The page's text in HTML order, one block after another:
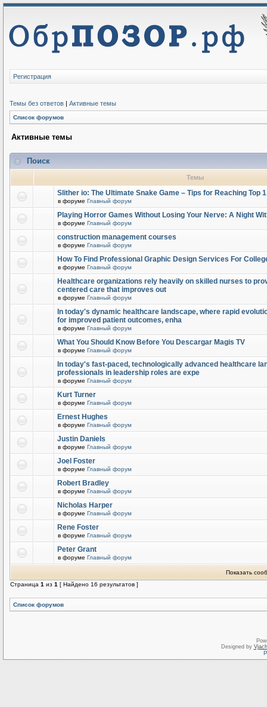
Регистрация
Темы без ответов | Активные темы
Список форумов
Активные темы
Поиск
Темы
Slither io: The Ultimate Snake Game – Tips for Reaching Top
в форуме Главный форум
Playing Horror Games Without Losing Your Nerve: A Night
в форуме Главный форум
construction management courses
в форуме Главный форум
How To Find Professional Graphic Design Services For
в форуме Главный форум
Healthcare organizations rely heavily on skilled nurses to
centered care that improves out
в форуме Главный форум
In today's dynamic healthcare landscape, where rapid
for improved patient outcomes, enha
в форуме Главный форум
What You Should Know Before You Descargar Magis TV
в форуме Главный форум
In today's fast-paced, technologically advanced healthcare
professionals in leadership roles are expe
в форуме Главный форум
Kurt Turner
в форуме Главный форум
Ernest Hughes
в форуме Главный форум
Justin Daniels
в форуме Главный форум
Joel Foster
в форуме Главный форум
Robert Bradley
в форуме Главный форум
Nicholas Harper
в форуме Главный форум
Rene Foster
в форуме Главный форум
Peter Grant
в форуме Главный форум
Показать
Страница 1 из 1 [ Найдено 16 результатов ]
Список форумов
Designed by